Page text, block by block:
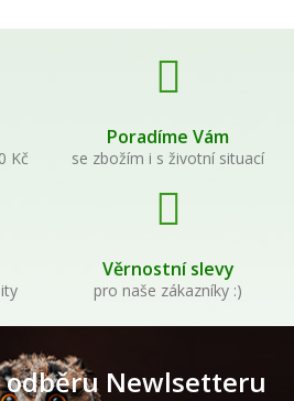
Kč
Poradíme Vám
se zbožím i s životní situací
Věrnostní slevy
pro naše zákazníky :)
odběru Newlsetteru